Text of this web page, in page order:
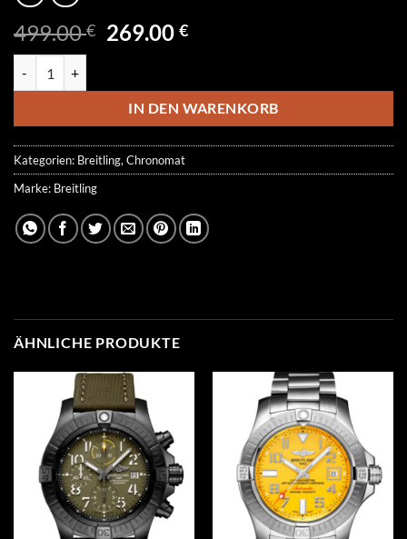
499.00€ Ursprünglicher
499.00 €
269.00€Aktueller
269.00 €.
IN DEN WARENKORB
Kategorien: Breitling, Chronomat
Marke: Breitling
ÄHNLICHE PRODUKTE